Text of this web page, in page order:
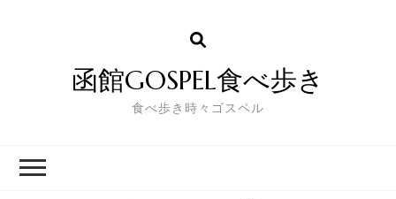
函館GOSPEL食べ歩き
食べ歩き時々ゴスペル